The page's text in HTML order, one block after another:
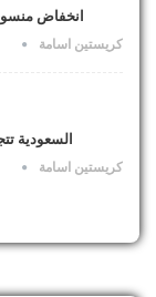
انخفاض منسوب
كريستين اسامة
السعودية
كريستين اسامة